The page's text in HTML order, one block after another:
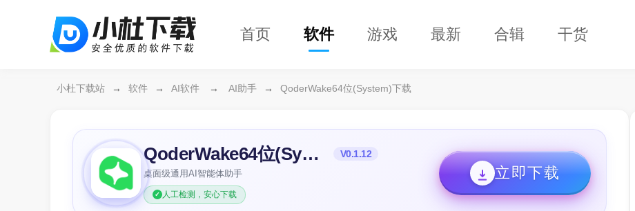
首页 软件 游戏 最新 合辑 干货
小杜下载站 → 软件 → AI软件 → AI助手 → QoderWake64位(System)下载
QoderWake64位(System) V0.1.12
桌面级通用AI智能体助手
人工检测，安心下载
立即下载
DClaw